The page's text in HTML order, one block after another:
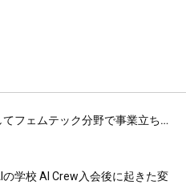
産婦人科医師がAIフル活用してフェムテック分野で事業立ち上げ！【AI Crew実績者対談】
学校 AI Crew入会後に起きた変